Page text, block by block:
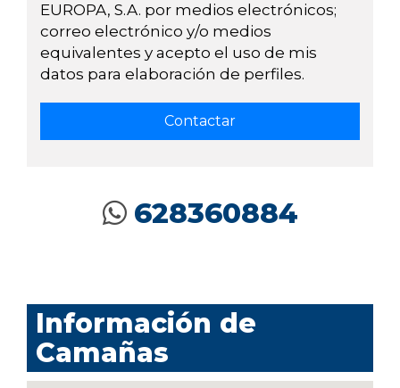
EUROPA, S.A. por medios electrónicos;
correo electrónico y/o medios
equivalentes y acepto el uso de mis
datos para elaboración de perfiles.
628360884
Información de
Camañas